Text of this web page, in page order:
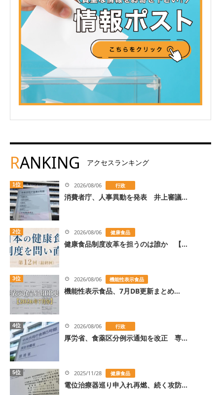
RANKING アクセスランキング
1位 2026/08/06 行政
消費者庁、人事異動を発表 井上審議...
2位 2026/08/06 健康食品
健康食品制度改革を担うのは誰か 【...
3位 2026/08/06 機能性表示食品
機能性表示食品、7月DB更新まとめ...
4位 2026/08/06 行政
厚労省、食薬区分例示通知を改正 専...
5位 2025/11/28 健康食品
電位治療器巡り申入れ再燃、続く攻防...